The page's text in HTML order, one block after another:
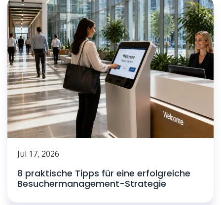
Jul 17, 2026
8 praktische Tipps für eine erfolgreiche
Besuchermanagement-Strategie